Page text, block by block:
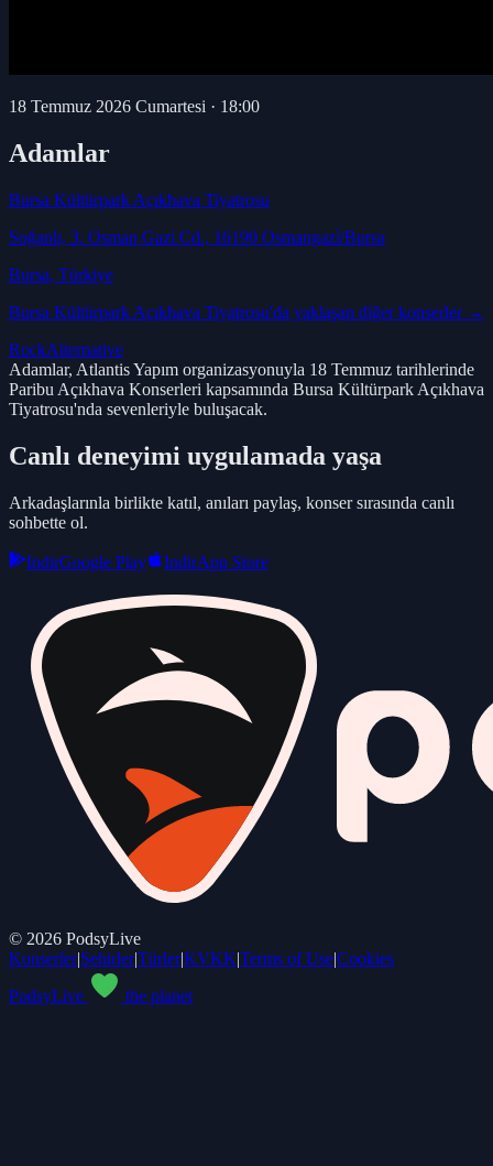
18 Temmuz 2026 Cumartesi · 18:00
Adamlar
Bursa Kültürpark Açıkhava Tiyatrosu
Soğanlı, 3. Osman Gazi Cd., 16190 Osmangazi̇/Bursa
Bursa, Türkiye
Bursa Kültürpark Açıkhava Tiyatrosu'da yaklaşan diğer konserler →
RockAlternative
Adamlar, Atlantis Yapım organizasyonuyla 18 Temmuz tarihlerinde
Paribu Açıkhava Konserleri kapsamında Bursa Kültürpark Açıkhava
Tiyatrosu'nda sevenleriyle buluşacak.
Canlı deneyimi uygulamada yaşa
Arkadaşlarınla birlikte katıl, anıları paylaş, konser sırasında canlı
sohbette ol.
IndirGoogle Play IndirApp Store
© 2026 PodsyLive
Konserler|Şehirler|Türler|KVKK|Terms of Use|Cookies
PodsyLive
the planet